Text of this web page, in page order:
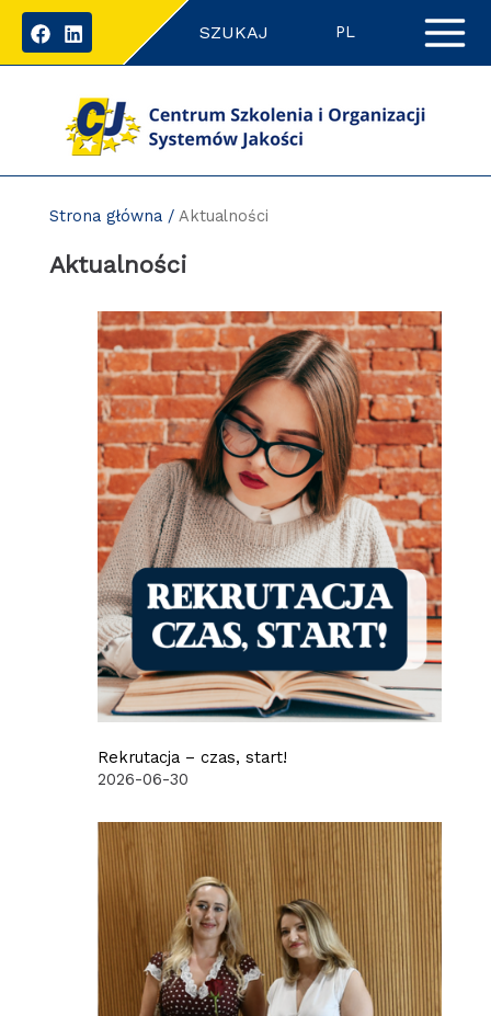
Przejdź
zawartości
SZUKAJ PL
Strona główna/ Aktualności
Aktualności
Rekrutacja – czas, start!
2026-06-30